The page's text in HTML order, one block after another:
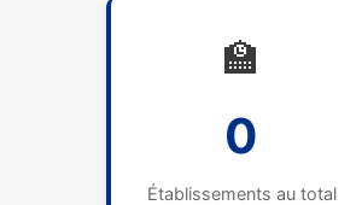
🏫
0
Établissements au total